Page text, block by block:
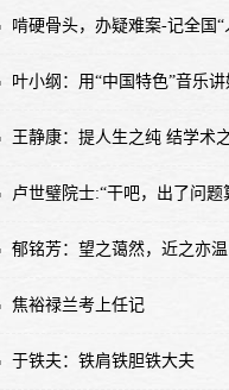
啃硬骨头，办疑难案-记全国​
叶小纲：用“中国特色”音乐
王静康：提人生之纯 结学术
卢世璧院士:“干吧，出了问题
郁铭芳：望之蔼然，近之亦温
​焦裕禄兰考上任记
于铁夫：铁肩铁胆铁大夫